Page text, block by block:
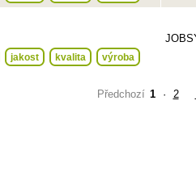
jakost kvalita výroba
Předchozí 1 · 2